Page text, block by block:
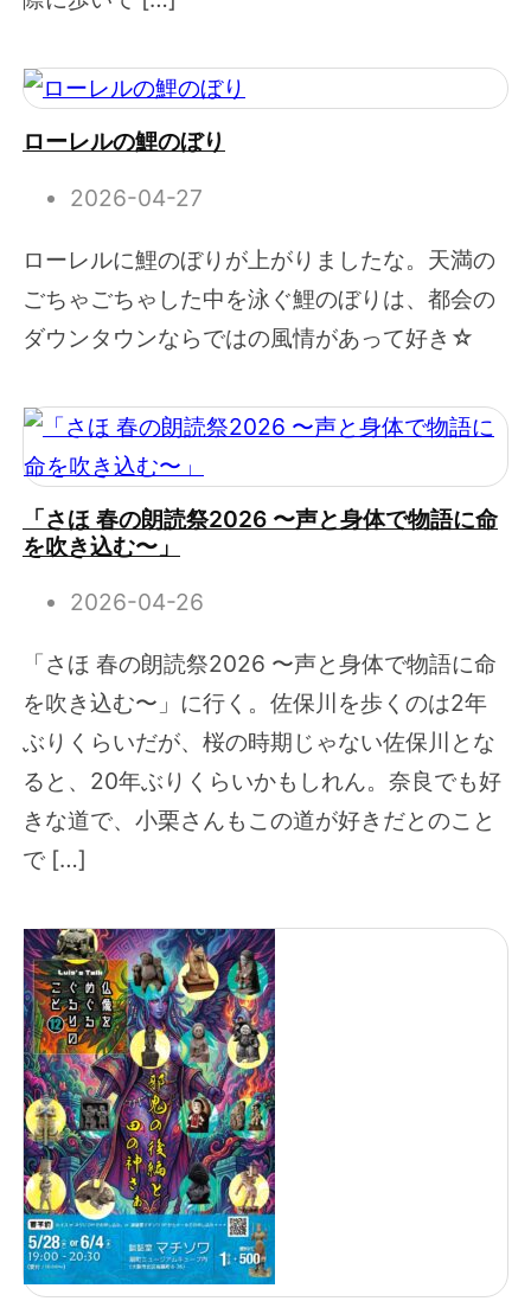
ローレルの鯉のぼり
2026-04-27
ローレルに鯉のぼりが上がりましたな。天満の
ごちゃごちゃした中を泳ぐ鯉のぼりは、都会の
ダウンタウンならではの風情があって好き☆
「さほ 春の朗読祭2026 〜声と身体で物語に命
を吹き込む〜」
2026-04-26
「さほ 春の朗読祭2026 〜声と身体で物語に命
を吹き込む〜」に行く。佐保川を歩くのは2年
ぶりくらいだが、桜の時期じゃない佐保川とな
ると、20年ぶりくらいかもしれん。奈良でも好
きな道で、小栗さんもこの道が好きだとのこと
で […]